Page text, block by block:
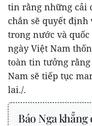
tin rằng những cải
chắn sẽ quyết định
trong nước và
ngày Việt Nam
toàn tin tưởng rằng
Nam sẽ tiếp tục
lai./.
Báo Nga